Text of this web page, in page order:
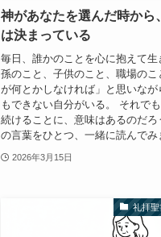
神があなたを選んだ時から
は決まっている
毎日、誰かのことを心に抱えて生
孫のこと、子供のこと、職場のこ
が何とかしなければ」と思いなが
もできない自分がいる。 それで
続けることに、意味はあるのだ
の言葉をひとつ、一緒に読んでみ
2026年3月15日
礼拝聖